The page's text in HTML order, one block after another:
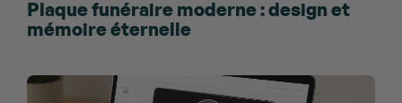
Plaque funéraire moderne : design et
mémoire éternelle